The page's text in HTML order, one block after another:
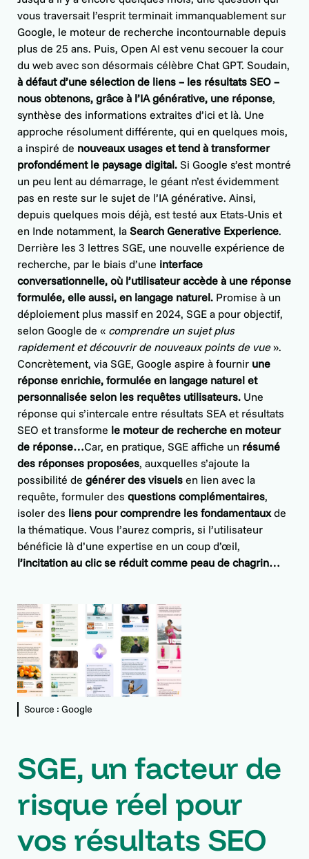
vous traversait l’esprit terminait immanquablement sur
Google, le moteur de recherche incontournable depuis
plus de 25 ans. Puis, Open AI est venu secouer la cour
du web avec son désormais célèbre Chat GPT. Soudain,
à défaut d’une sélection de liens – les résultats SEO –
nous obtenons, grâce à l’IA générative, une réponse,
synthèse des informations extraites d’ici et là. Une
approche résolument différente, qui en quelques mois,
a inspiré de nouveaux usages et tend à transformer
profondément le paysage digital.Si Google s’est montré
un peu lent au démarrage, le géant n’est évidemment
pas en reste sur le sujet de l’IA générative. Ainsi,
depuis quelques mois déjà, est testé aux Etats-Unis et
en Inde notamment, laSearch Generative Experience.
Derrière les 3 lettres SGE, une nouvelle expérience de
recherche, par le biais d’une interface
conversationnelle, où l’utilisateur accède à une réponse
formulée, elle aussi, en langage naturel. Promise à un
déploiement plus massif en 2024, SGE a pour objectif,
selon Google de « comprendre un sujet plus
rapidement et découvrir de nouveaux points de vue».
Concrètement, via SGE, Google aspire à fournir une
réponse enrichie, formulée en langage naturel et
personnalisée selon les requêtes utilisateurs. Une
réponse qui s’intercale entre résultats SEA et résultats
SEO et transforme le moteur de recherche en moteur
de réponse…Car, en pratique, SGE affiche un résumé
des réponses proposées, auxquelles s’ajoute la
possibilité de générer des visuels en lien avec la
requête, formuler desquestions complémentaires,
isoler des liens pour comprendre les fondamentauxde
la thématique. Vous l’aurez compris, si l’utilisateur
bénéficie là d’une expertise en un coup d’œil,
l’incitation au clic se réduit comme peau de chagrin…
Source : Google
SGE, un facteur de
risque réel pour
vos résultats SEO